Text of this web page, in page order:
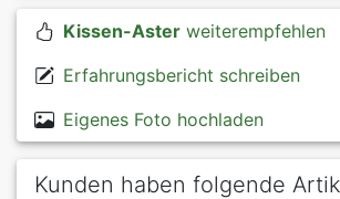
Kissen-Asterweiterempfehlen
Erfahrungsbericht schreiben
Eigenes Foto hochladen
Kunden haben folgende